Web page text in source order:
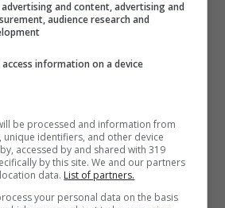
and content, advertising and
audience research and
information on a device
be processed and information from
unique identifiers, and other device
accessed by and shared with 319
by this site. We and our partners
data. List of partners.
your personal data on the basis